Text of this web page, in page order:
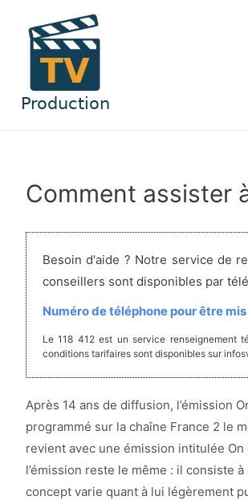
contenu
Comment assister
Besoin d'aide ? Notre service de
conseillers sont disponibles par
Numéro de téléphone pour être
Le 118 412 est un service renseignement
conditions tarifaires sont disponibles sur
Après 14 ans de diffusion, l’émission
programmé sur la chaîne France 2 le
revient avec une émission intitulée On
l’émission reste le même : il consiste
concept varie quant à lui légèrement